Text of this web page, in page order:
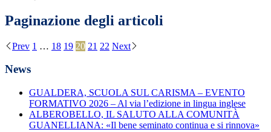
Paginazione degli articoli
Prev 1 … 18 19 20 21 22 Next
News
GUALDERA, SCUOLA SUL CARISMA – EVENTO
FORMATIVO 2026 – Al via l’edizione in lingua inglese
ALBEROBELLO, IL SALUTO ALLA COMUNITÀ
GUANELLIANA: «Il bene seminato continua e si rinnova»